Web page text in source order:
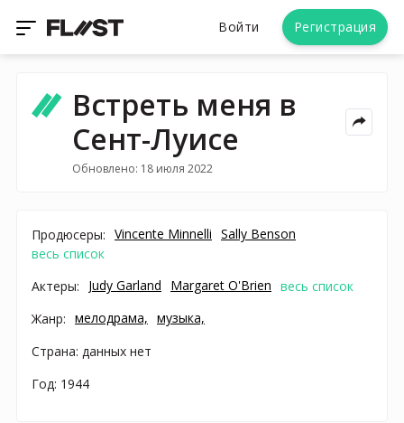
Войти Регистрация
Встреть меня в
Сент-Луисе
Обновлено: 18 июля 2022
Продюсеры: Vincente Minnelli Sally Benson
весь список
Актеры:
Judy Garland Margaret O'Brien весь список
Жанр: мелодрама, музыка,
Страна: данных нет
Год: 1944